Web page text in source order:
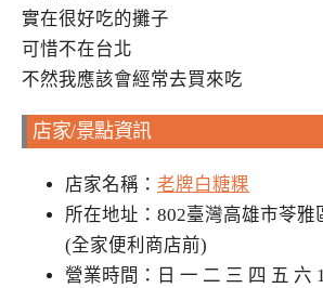
實在很好吃的攤子
可惜不在台北
不然我應該會經常去買來吃
店家/景點資訊
店家名稱： 老牌白糖粿
所在地址：802臺灣高雄市苓雅
(全家便利商店前)
營業時間：日 一 二 三 四 五 六